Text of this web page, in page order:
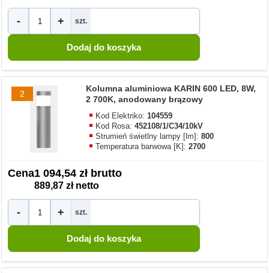
- + szt.
2
Kolumna aluminiowa KARIN 600 LED, 8W,
2 700K, anodowany brązowy
Kod Elektriko:104559
Kod Rosa:452108/1/C34/10kV
Strumień świetlny lampy [lm]:800
Temperatura barwowa [K]:2700
Cena1 094,54 zł brutto
889,87 zł netto
- + szt.